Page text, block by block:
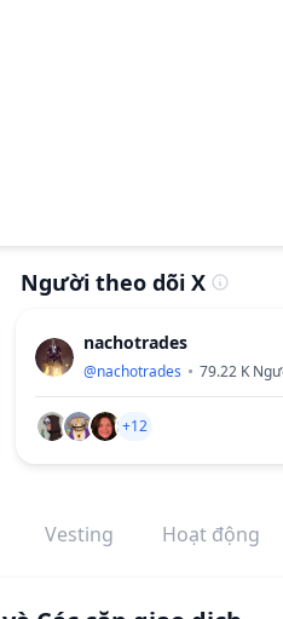
Người theo dõi X
nachotrades
@nachotrades 79.22 K
+12
Vesting Hoạt động